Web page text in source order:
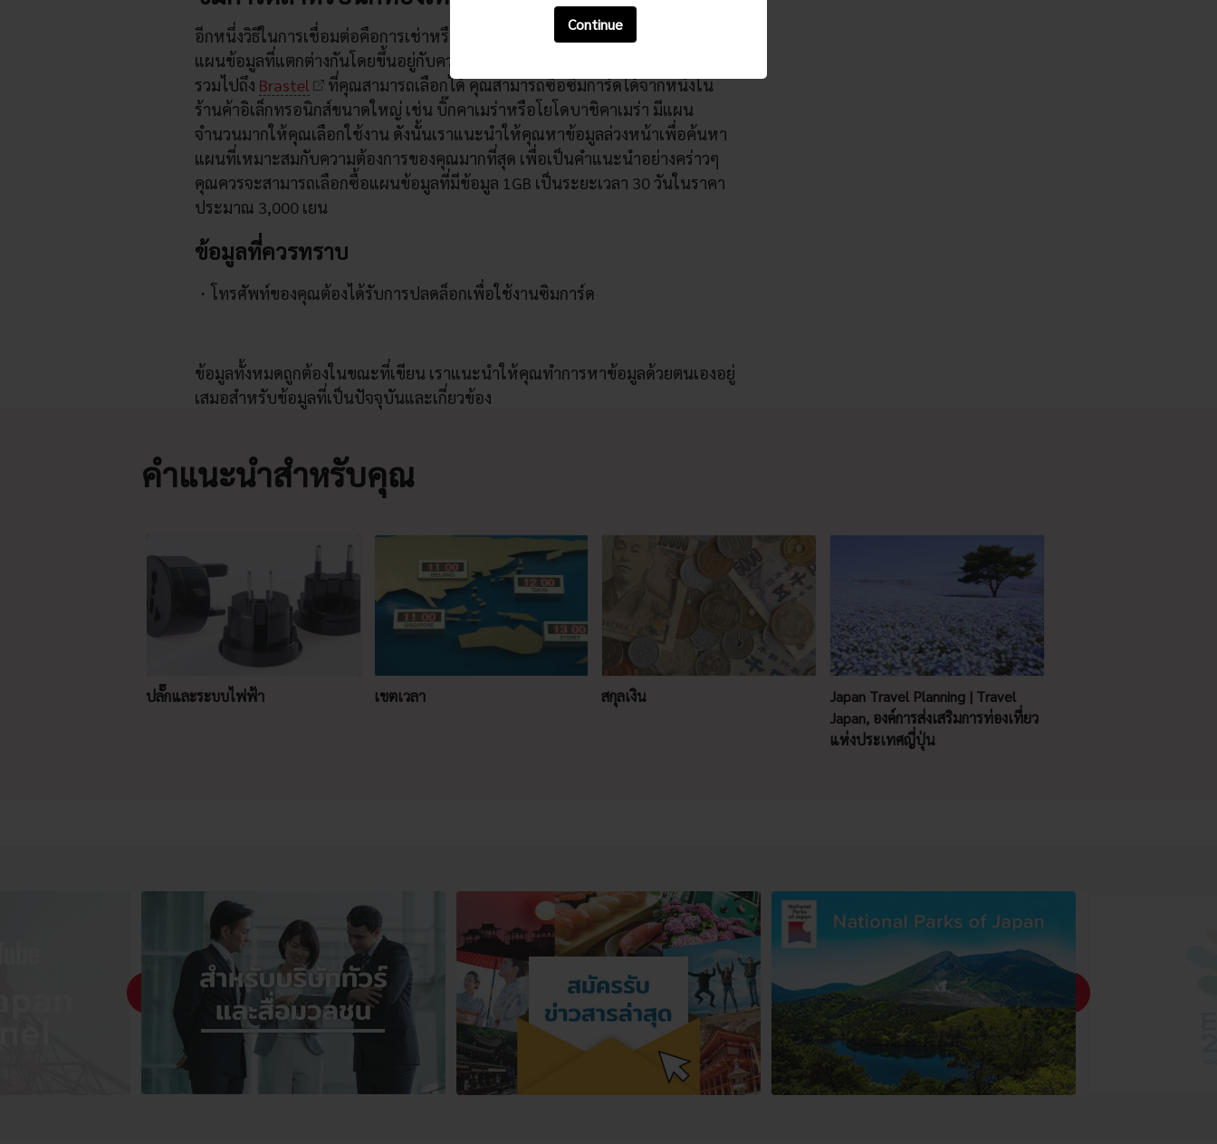
Continue
อีกหนึ่งวิธีในการเชื่อมต่อคือการเช่าหรือซื้อซิมการ์ด สนามบินส่วนใหญ่นั้นนำเสนอ
แผนข้อมูลที่แตกต่างกันโดยขึ้นอยู่กับความต้องการของคุณ รวมไปถึงตัวเลือกอื่น ๆ
รวมไปถึง Brastel
ที่คุณสามารถเลือกได้ คุณสามารถซื้อซิมการ์ดได้จากหนึ่งใน
ร้านค้าอิเล็กทรอนิกส์ขนาดใหญ่ เช่น บิ๊กคาเมร่าหรือโยโดบาชิคาเมร่า มีแผน
จำนวนมากให้คุณเลือกใช้งาน ดังนั้นเราแนะนำให้คุณหาข้อมูลล่วงหน้าเพื่อค้นหา
แผนที่เหมาะสมกับความต้องการของคุณมากที่สุด เพื่อเป็นคำแนะนำอย่างคร่าวๆ
คุณควรจะสามารถเลือกซื้อแผนข้อมูลที่มีข้อมูล 1GB เป็นระยะเวลา 30 วันในราคา
ประมาณ 3,000 เยน
ข้อมูลที่ควรทราบ
โทรศัพท์ของคุณต้องได้รับการปลดล็อกเพื่อใช้งานซิมการ์ด
ข้อมูลทั้งหมดถูกต้องในขณะที่เขียน เราแนะนำให้คุณทำการหาข้อมูลด้วยตนเองอยู่
เสมอสำหรับข้อมูลที่เป็นปัจจุบันและเกี่ยวข้อง
คำแนะนำสำหรับคุณ
ปลั๊กและระบบไฟฟ้า เขตเวลา สกุลเงิน
Japan Travel Planning | Travel
Japan, องค์การส่งเสริมการท่องเที่ยว
แห่งประเทศญี่ปุ่น